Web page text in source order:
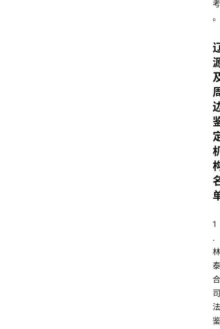
考
。
1
.
林
泰
合
司
法
鉴